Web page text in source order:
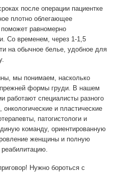
после операции пациентке
плотно облегающее
равномерно
Со временем, через 1-1,5
на обычное белье, удобное для
мы понимаем, насколько
формы груди. В нашем
работают специалисты разного
и пластические
патогистологи и
команду, ориентированную
женщины и полную
Нужно бороться с